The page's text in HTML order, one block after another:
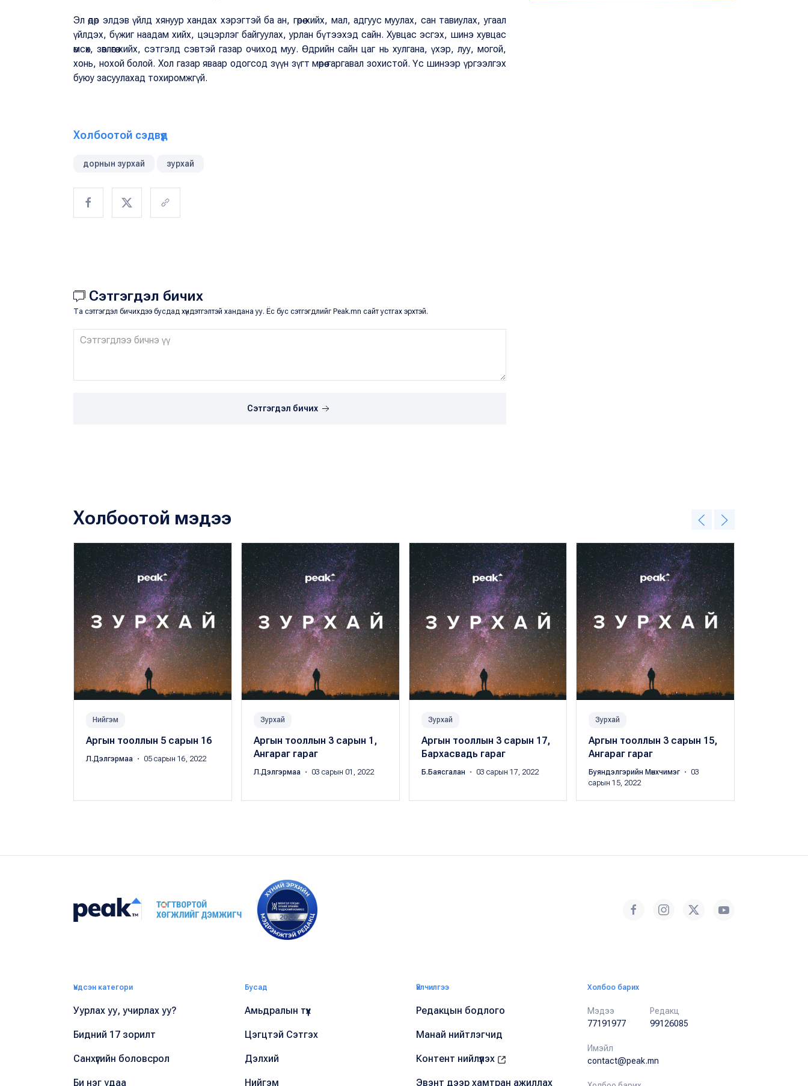
Эл өдөр элдэв үйлд хянуур хандах хэрэгтэй ба ан, гөрөө хийх, мал, адгуус муулах, сан тавиулах, угаал
үйлдэх, бүжиг наадам хийх, цэцэрлэг байгуулах, урлан бүтээхэд сайн. Хувцас эсгэх, шинэ хувцас
өмсөх, зөвлөгөө хийх, сэтгэлд сэвтэй газар очиход муу. Өдрийн сайн цаг нь хулгана, үхэр, луу, могой,
хонь, нохой болой. Хол газар яваар одогсод зүүн зүгт мөрөө гаргавал зохистой. Үс шинээр үргээлгэх
буюу засуулахад тохиромжгүй.
Холбоотой сэдвүүд
дорнын зурхай зурхай
Сэтгэгдэл бичих
Та сэтгэгдэл бичихдээ бусдад хүндэтгэлтэй хандана уу. Ёс бус сэтгэгдлийг Peak.mn сайт устгах эрхтэй.
Сэтгэгдэл бичих
Холбоотой мэдээ
Нийгэм
Аргын тооллын 5 сарын 16
Л.Дэлгэрмаа ・ 05 сарын 16, 2022
Зурхай
Аргын тооллын 3 сарын 1,
Ангараг гараг
Л.Дэлгэрмаа ・ 03 сарын 01, 2022
Зурхай
Аргын тооллын 3 сарын 17,
Бархасвадь гараг
Б.Баясгалан ・ 03 сарын 17, 2022
Зурхай
Аргын тооллын 3 сарын 15,
Ангараг гараг
Буяндэлгэрийн Мөнхчимэг ・ 03
сарын 15, 2022
Үндсэн категори
Уурлах уу, учирлах уу?
Бидний 17 зорилт
Санхүүгийн боловсрол
Би нэг удаа
Бусад
Амьдралын түүх
Цэгцтэй Сэтгэх
Дэлхий
Нийгэм
Үйлчилгээ
Редакцын бодлого
Манай нийтлэгчид
Контент нийлүүлэх
Эвэнт дээр хамтран ажиллах
Холбоо барих
Мэдээ
77191977
Редакц
99126085
Имэйл
contact@peak.mn